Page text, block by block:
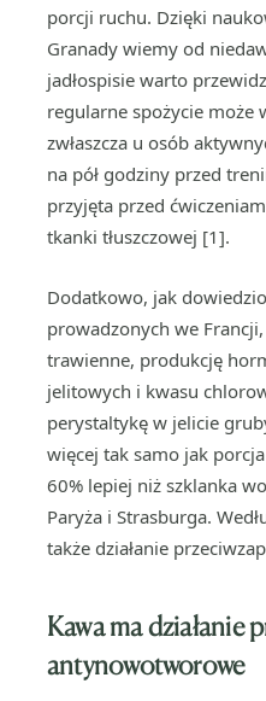
porcji ruchu. Dzięki
Granady wiemy od
jadłospisie warto
regularne spożycie może
zwłaszcza u osób
na pół godziny przed
przyjęta przed
tkanki tłuszczowej [1].
Dodatkowo, jak
prowadzonych we
trawienne, produkcję
jelitowych i kwasu
perystaltykę w jelicie
więcej tak samo jak
60% lepiej niż szklanka
Paryża i Strasburga.
także działanie
Kawa ma działanie
antynowotworowe